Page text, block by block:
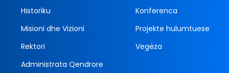
Historiku
Misioni dhe Vizioni
Rektori
Administrata Qendrore
Konferenca
Projekte hulumtuese
Vegëza